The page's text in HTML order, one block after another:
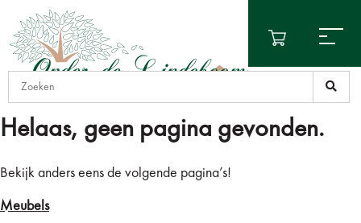
Helaas, geen pagina gevonden.
Bekijk anders eens de volgende pagina’s!
Meubels